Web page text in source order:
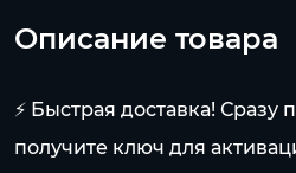
Описание товара
⚡ Быстрая доставка! Сразу
получите ключ для